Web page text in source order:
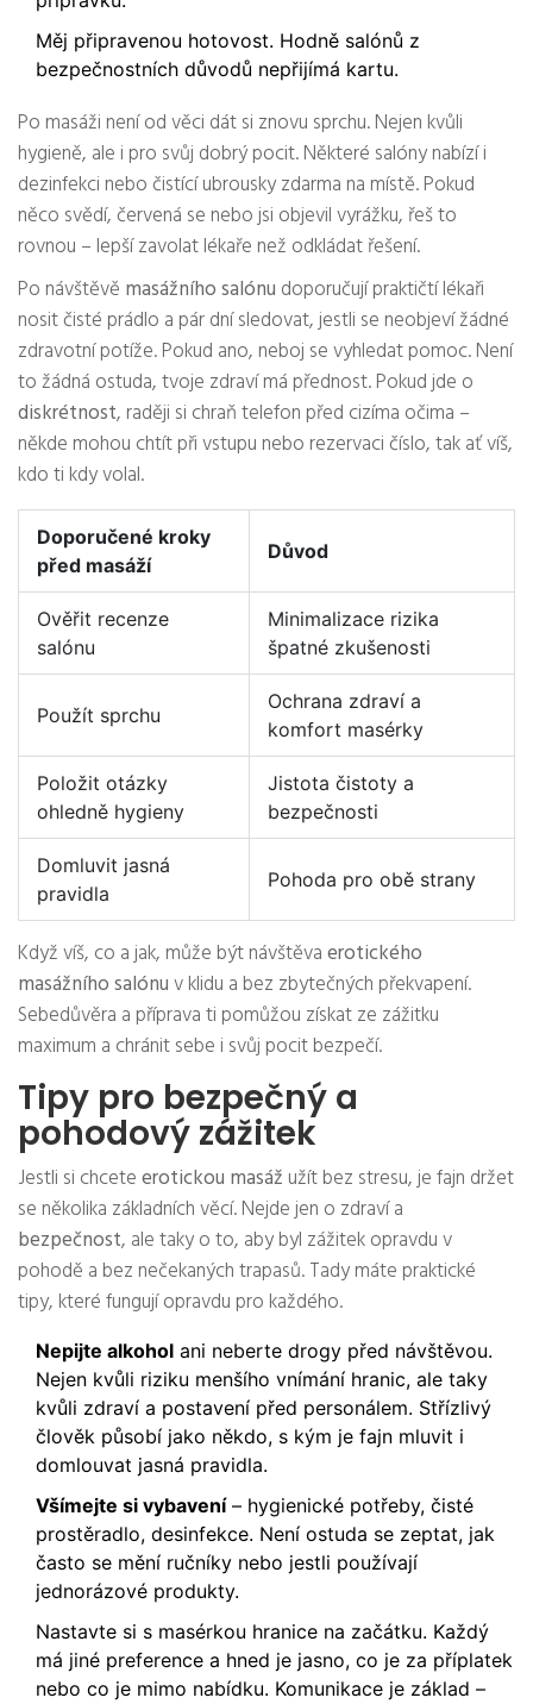
Měj připravenou hotovost. Hodně salónů z
bezpečnostních důvodů nepřijímá kartu.
Po masáži není od věci dát si znovu sprchu. Nejen kvůli
hygieně, ale i pro svůj dobrý pocit. Některé salóny nabízí i
dezinfekci nebo čistící ubrousky zdarma na místě. Pokud
něco svědí, červená se nebo jsi objevil vyrážku, řeš to
rovnou – lepší zavolat lékaře než odkládat řešení.
Po návštěvě masážního salónu doporučují praktičtí lékaři
nosit čisté prádlo a pár dní sledovat, jestli se neobjeví žádné
zdravotní potíže. Pokud ano, neboj se vyhledat pomoc. Není
to žádná ostuda, tvoje zdraví má přednost. Pokud jde o
diskrétnost, raději si chraň telefon před cizíma očima –
někde mohou chtít při vstupu nebo rezervaci číslo, tak ať víš,
kdo ti kdy volal.
Doporučené kroky
před masáží
Důvod
Ověřit recenze
salónu
Minimalizace rizika
špatné zkušenosti
Použít sprchu
Ochrana zdraví a
komfort masérky
Položit otázky
ohledně hygieny
Jistota čistoty a
bezpečnosti
Domluvit jasná
pravidla
Pohoda pro obě strany
Když víš, co a jak, může být návštěvaerotického
masážního salónuv klidu a bez zbytečných překvapení.
Sebedůvěra a příprava ti pomůžou získat ze zážitku
maximum a chránit sebe i svůj pocit bezpečí.
Tipy pro bezpečný a
pohodový zážitek
Jestli si chceteerotickou masáž užít bez stresu, je fajn držet
se několika základních věcí. Nejde jen o zdraví a
bezpečnost, ale taky o to, aby byl zážitek opravdu v
pohodě a bez nečekaných trapasů. Tady máte praktické
tipy, které fungují opravdu pro každého.
Nepijte alkohol ani neberte drogy před návštěvou.
Nejen kvůli riziku menšího vnímání hranic, ale taky
kvůli zdraví a postavení před personálem. Střízlivý
člověk působí jako někdo, s kým je fajn mluvit i
domlouvat jasná pravidla.
Všímejte si vybavení– hygienické potřeby, čisté
prostěradlo, desinfekce. Není ostuda se zeptat, jak
často se mění ručníky nebo jestli používají
jednorázové produkty.
Nastavte si s masérkou hranice na začátku. Každý
má jiné preference a hned je jasno, co je za příplatek
nebo co je mimo nabídku. Komunikace je základ –